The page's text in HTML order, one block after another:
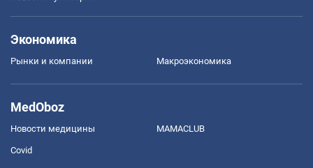
Экономика
Рынки и компании Mакроэкономика
MedOboz
Новости медицины MAMACLUB
Covid